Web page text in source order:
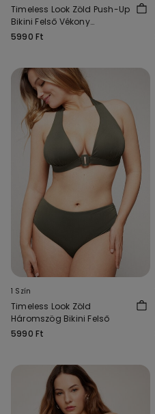
Timeless Look Zöld Push-Up
Bikini Felső Vékony
Szivacsos Kosárral
5990 Ft
1 Szín
Timeless Look Zöld
Háromszög Bikini Felső
5990 Ft